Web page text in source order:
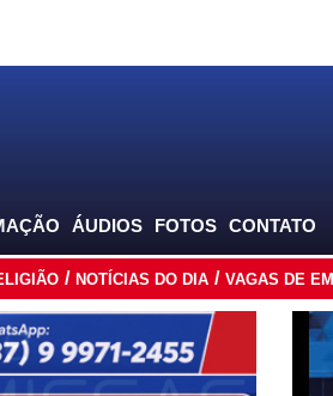
ÁUDIOS FOTOS CONTATO
NOTÍCIAS DO DIA VAGAS DE